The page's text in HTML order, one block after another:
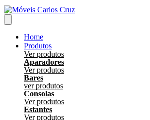
Home
Produtos
Ver produtos
Aparadores
Ver produtos
Bares
ver produtos
Consolas
Ver produtos
Estantes
Ver produtos